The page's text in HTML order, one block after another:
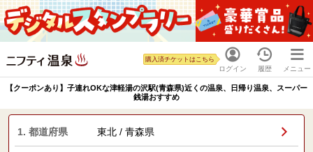
ログイン
購入済チケットはこちら
履歴 メニュー
【クーポンあり】子連れOKな津軽湯の沢駅(青森県)近くの温泉、日帰り温泉、スーパー
銭湯おすすめ
1. 都道府県 東北 / 青森県